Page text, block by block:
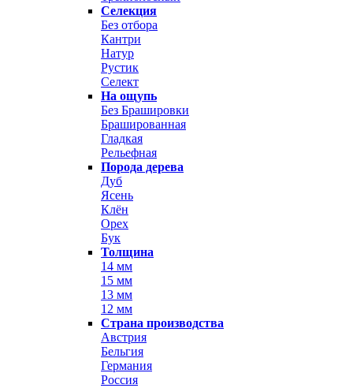
Селекция
Без отбора
Кантри
Натур
Рустик
Селект
На ощупь
Без Брашировки
Брашированная
Гладкая
Рельефная
Порода дерева
Дуб
Ясень
Клён
Орех
Бук
Толщина
14 мм
15 мм
13 мм
12 мм
Страна производства
Австрия
Бельгия
Германия
Россия